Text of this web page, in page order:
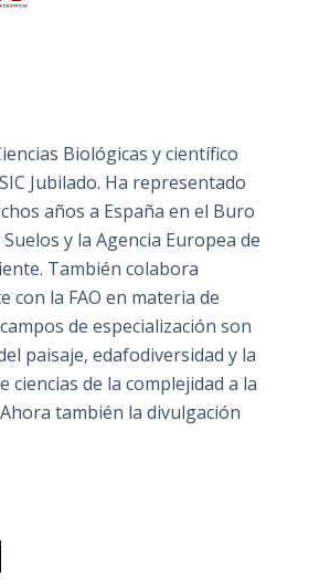
Biológicas y científico
Jubilado. Ha representado
años a España en el Buro
y la Agencia Europea de
También colabora
con la FAO en materia de
de especialización son
paisaje, edafodiversidad y la
ciencias de la complejidad a la
también la divulgación